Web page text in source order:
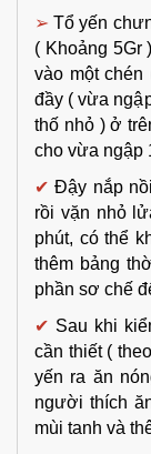
➢Tổ yến
( Khoảng
vào một
đầy ( vừa
thố nhỏ ) ở
cho vừa ngập
✔Đậy nắp
rồi vặn nhỏ
phút, có thể
thêm bảng
phần sơ chế
✔ Sau khi
cần thiết (
yến ra ăn
người thích
mùi tanh và